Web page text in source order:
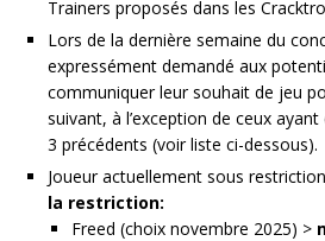
Trainers proposés dans les
Lors de la dernière semaine du
expressément demandé aux
communiquer leur souhait de jeu
suivant, à l’exception de ceux
3 précédents (voir liste ci-dessous).
Joueur actuellement sous
la restriction:
Freed (choix novembre 2025) >